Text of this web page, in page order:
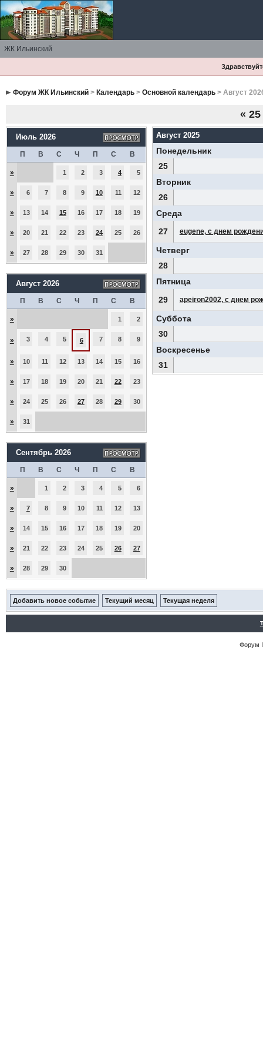
ЖК Ильинский
Форум ЖК Ильинский> Календарь> Основной календарь> Август
«
Июль 2026
П В С Ч П С В
» 1 2 3 4 5
» 6 7 8 9 10 11 12
» 13 14 15 16 17 18 19
» 20 21 22 23 24 25 26
» 27 28 29 30 31
Август 2026
П В С Ч П С В
» 1 2
» 3 4 5 6 7 8 9
» 10 11 12 13 14 15 16
» 17 18 19 20 21 22 23
» 24 25 26 27 28 29 30
» 31
Сентябрь 2026
П В С Ч П С В
» 1 2 3 4 5 6
» 7 8 9 10 11 12 13
» 14 15 16 17 18 19 20
» 21 22 23 24 25 26 27
» 28 29 30
Август 2025
Понедельник
25
Вторник
26
Среда
27
eugene, с днем
Четверг
28
Пятница
29
apeiron2002, с днем
Суббота
30
Воскресенье
31
Добавить новое событие Текущий месяц Текущая неделя
Форум